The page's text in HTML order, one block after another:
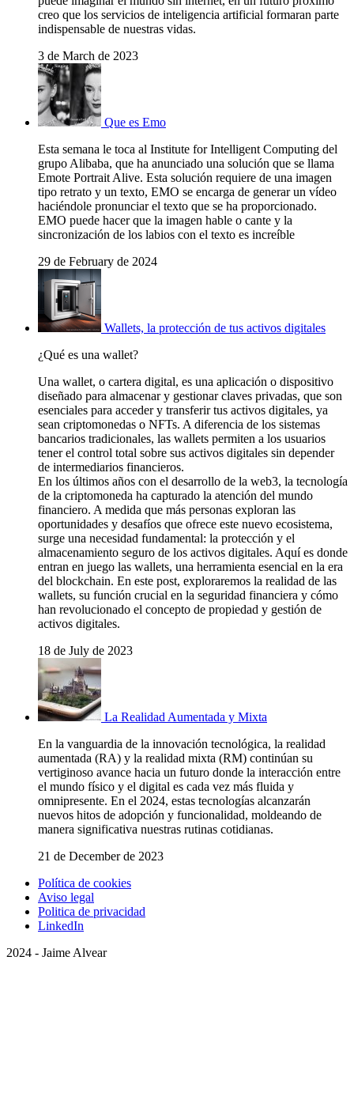
creo que los servicios de inteligencia artificial formaran parte
indispensable de nuestras vidas.
3 de March de 2023
Que es Emo
Esta semana le toca al Institute for Intelligent Computing del
grupo Alibaba, que ha anunciado una solución que se llama
Emote Portrait Alive. Esta solución requiere de una imagen
tipo retrato y un texto, EMO se encarga de generar un vídeo
haciéndole pronunciar el texto que se ha proporcionado.
EMO puede hacer que la imagen hable o cante y la
sincronización de los labios con el texto es increíble
29 de February de 2024
Wallets, la protección de tus activos digitales
¿Qué es una wallet?
Una wallet, o cartera digital, es una aplicación o dispositivo
diseñado para almacenar y gestionar claves privadas, que son
esenciales para acceder y transferir tus activos digitales, ya
sean criptomonedas o NFTs. A diferencia de los sistemas
bancarios tradicionales, las wallets permiten a los usuarios
tener el control total sobre sus activos digitales sin depender
de intermediarios financieros.
En los últimos años con el desarrollo de la web3, la tecnología
de la criptomoneda ha capturado la atención del mundo
financiero. A medida que más personas exploran las
oportunidades y desafíos que ofrece este nuevo ecosistema,
surge una necesidad fundamental: la protección y el
almacenamiento seguro de los activos digitales. Aquí es donde
entran en juego las wallets, una herramienta esencial en la era
del blockchain. En este post, exploraremos la realidad de las
wallets, su función crucial en la seguridad financiera y cómo
han revolucionado el concepto de propiedad y gestión de
activos digitales.
18 de July de 2023
La Realidad Aumentada y Mixta
En la vanguardia de la innovación tecnológica, la realidad
aumentada (RA) y la realidad mixta (RM) continúan su
vertiginoso avance hacia un futuro donde la interacción entre
el mundo físico y el digital es cada vez más fluida y
omnipresente. En el 2024, estas tecnologías alcanzarán
nuevos hitos de adopción y funcionalidad, moldeando de
manera significativa nuestras rutinas cotidianas.
21 de December de 2023
Política de cookies
Aviso legal
Politica de privacidad
LinkedIn
2024 - Jaime Alvear